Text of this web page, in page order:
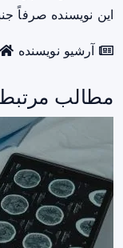
این نویسنده صرفاً
آرشیو نویسنده
مطالب